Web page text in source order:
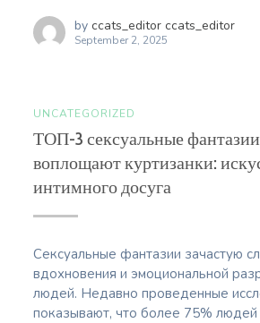
by ccats_editor ccats_editor
September 2, 2025
UNCATEGORIZED
ТОП-3 сексуальные
воплощают куртизанки:
интимного досуга
Сексуальные фантазии зачастую
вдохновения и эмоциональной
людей. Недавно проведенные
показывают, что более 75% людей